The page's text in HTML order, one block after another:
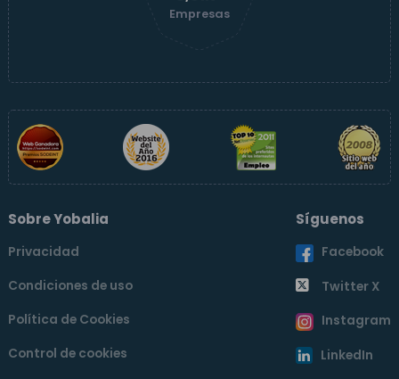
Empresas
Sobre Yobalia
Privacidad
Condiciones de uso
Política de Cookies
Control de cookies
Síguenos
Facebook
Twitter X
Instagram
LinkedIn